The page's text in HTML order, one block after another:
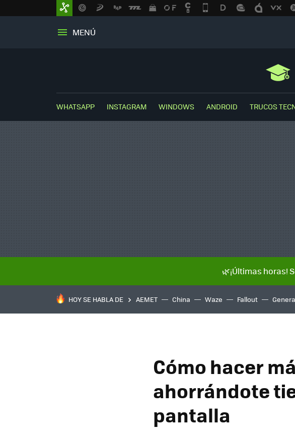
MENÚ
WHATSAPP INSTAGRAM WINDOWS ANDROID TRUCOS
🌿¡Últimas horas!
HOY SE HABLA DE AEMET China Waze Fallout
Cómo hacer
ahorrándote
pantalla